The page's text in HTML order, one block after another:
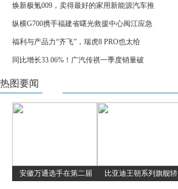
焕新极氪009，卖得最好的家用新能源汽车推
纵横G700携手福建省曙光救援中心闽江应急
福利与产品力“齐飞”，瑞虎8 PRO也太给
同比增长33.06%！广汽传祺一季度销量破
热图要闻
安徽万通选手在第二届 比亚迪王朝系列旗舰轿